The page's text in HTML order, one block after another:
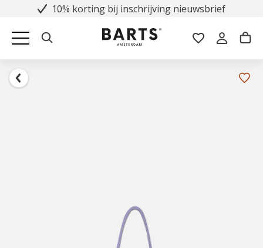
10% korting bij inschrijving nieuwsbrief